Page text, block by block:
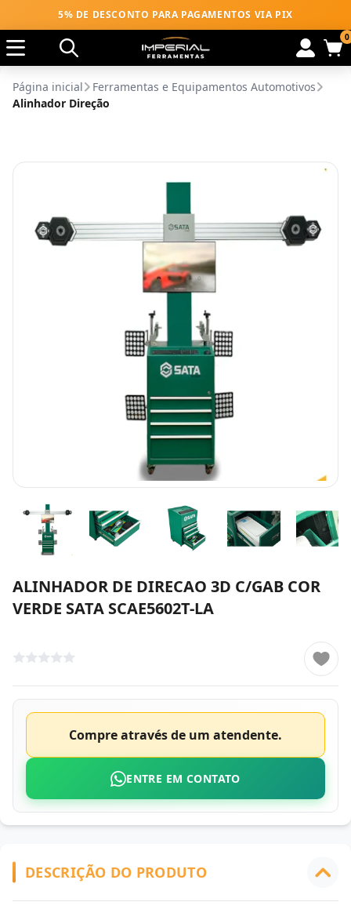
5% DE DESCONTO PARA PAGAMENTOS VIA PIX
0
Página inicial
Ferramentas e Equipamentos Automotivos
Alinhador Direção
ALINHADOR DE DIRECAO 3D C/GAB COR
VERDE SATA SCAE5602T-LA
Compre através de um atendente.
ENTRE EM CONTATO
DESCRIÇÃO DO PRODUTO